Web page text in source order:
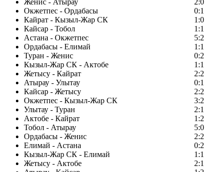
Женис - Атырау
2:0
Окжетпес - Ордабасы
0:1
Кайрат - Кызыл-Жар СК
1:0
Кайсар - Тобол
1:1
Астана - Окжетпес
5:2
Ордабасы - Елимай
1:1
Туран - Женис
0:2
Кызыл-Жар СК - Актобе
1:1
Жетысу - Кайрат
2:2
Атырау - Улытау
0:1
Кайсар - Жетысу
2:2
Окжетпес - Кызыл-Жар СК
3:2
Улытау - Туран
2:1
Актобе - Кайрат
1:2
Тобол - Атырау
5:0
Ордабасы - Женис
2:2
Елимай - Астана
0:2
Кызыл-Жар СК - Елимай
1:1
Жетысу - Актобе
2:1